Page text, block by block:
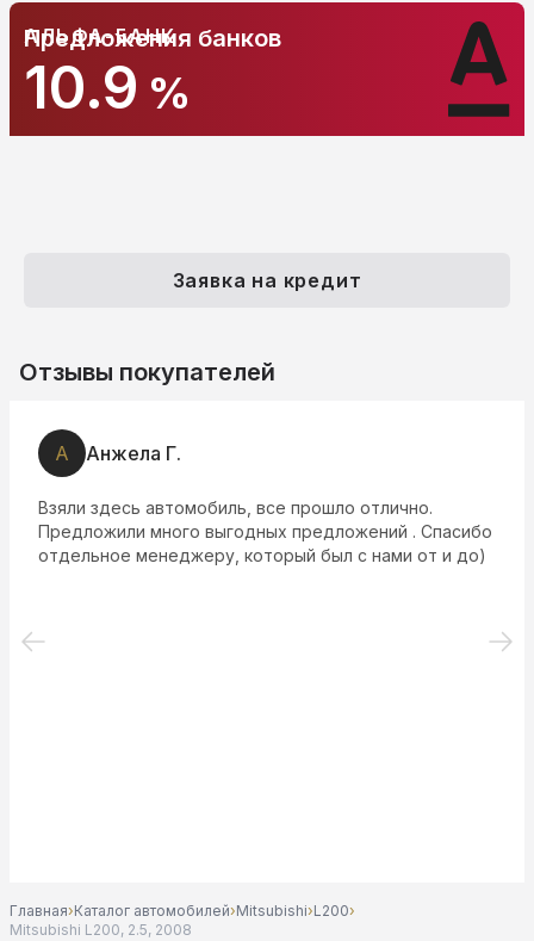
АЛЬФА-БАНК
10.9 %
Предложения банков
Заявка на кредит
Отзывы покупателей
А Анжела Г.
Взяли здесь автомобиль, все прошло отлично.
Предложили много выгодных предложений . Спасибо
отдельное менеджеру, который был с нами от и до)
Главная›Каталог автомобилей›Mitsubishi›L200›
Mitsubishi L200, 2.5, 2008